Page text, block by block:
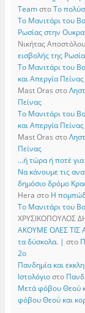
TeamστοΤο
Το Μανιτάρι του
Ρωσίας στην
Νικήτας
εισβολής της
Το Μανιτάρι του
και Απεργία Πείνας
Mast Oras στο
Πείνας
Το Μανιτάρι του
και Απεργία Πείνας
Mast Oras στο
Πείνας
…ή τώρα ή ποτέ
Να κάνουμε τις
δημόσιο δρόμο
Hera στο Η
Το Μανιτάρι του
ΧΡΥΣΙΚΟΠΟΥΛΟΣ
ΑΚΟΥΜΕ ΟΛΕΣ ΤΙΣ
τα δύσκολα. | στο
2ο
Πανδημία και
Iστολόγιοστο
Μετά φόβου Θεού
φόβου Θεού και